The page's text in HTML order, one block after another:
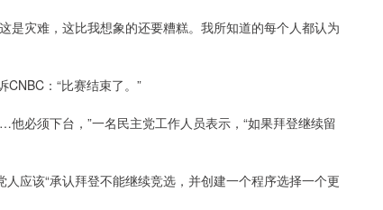
灾难，这比我想象的还要糟糕。我所知道的每个人都认为
：“比赛结束了。”
须下台，”一名民主党工作人员表示，“如果拜登继续留
该“承认拜登不能继续竞选，并创建一个程序选择一个更